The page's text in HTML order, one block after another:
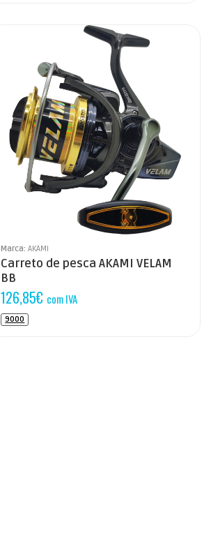
Marca:AKAMI
Carreto de pesca AKAMI VELAM
BB
126,85€ com IVA
9000